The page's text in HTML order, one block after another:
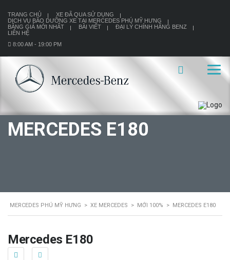
TRANG CHỦ
XE ĐÃ QUA SỬ DỤNG
DỊCH VỤ BÃO DƯỠNG XE TẠI MERCEDES PHÚ MỸ HƯNG
BẢNG GIÁ MỚI NHẤT
BÀI VIẾT
ĐẠI LÝ CHÍNH HÃNG BENZ
LIÊN HỆ
8:00 AM - 19:00 PM
MERCEDES E180
MERCEDES PHÚ MỸ HƯNG > XE MERCEDES > MỚI 100% > MERCEDES E180
Mercedes E180